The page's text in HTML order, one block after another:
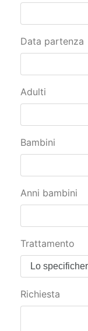
Data partenza
Adulti
Bambini
Anni bambini
Trattamento
Richiesta